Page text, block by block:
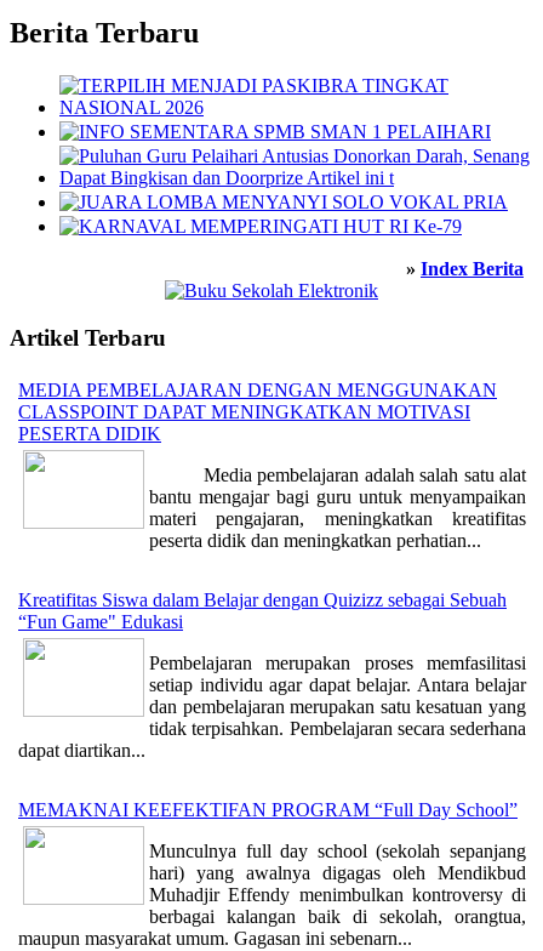
Berita Terbaru
» Index Berita
Artikel Terbaru
MEDIA PEMBELAJARAN DENGAN MENGGUNAKAN
CLASSPOINT DAPAT MENINGKATKAN MOTIVASI
PESERTA DIDIK
Media pembelajaran adalah salah satu alat
bantu mengajar bagi guru untuk menyampaikan
materi pengajaran, meningkatkan kreatifitas
peserta didik dan meningkatkan perhatian...
Kreatifitas Siswa dalam Belajar dengan Quizizz sebagai Sebuah
“Fun Game" Edukasi
Pembelajaran merupakan proses memfasilitasi
setiap individu agar dapat belajar. Antara belajar
dan pembelajaran merupakan satu kesatuan yang
tidak terpisahkan. Pembelajaran secara sederhana
dapat diartikan...
MEMAKNAI KEEFEKTIFAN PROGRAM “Full Day School”
Munculnya full day school (sekolah sepanjang
hari) yang awalnya digagas oleh Mendikbud
Muhadjir Effendy menimbulkan kontroversy di
berbagai kalangan baik di sekolah, orangtua,
maupun masyarakat umum. Gagasan ini sebenarn...